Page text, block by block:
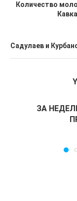
Количество
Садулаев и
ЗА